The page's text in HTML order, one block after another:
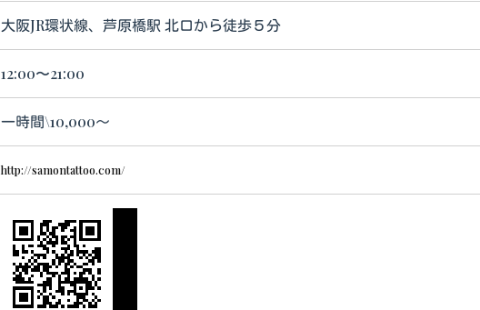
大阪JR環状線、芦原橋駅 北口から徒歩５分
12:00〜21:00
一時間\10,000～
http://samontattoo.com/